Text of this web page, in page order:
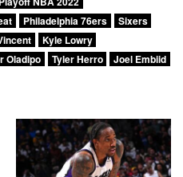
Philadelphia 76ers
Sixers
Kyle Lowry
Oladipo Tyler Herro
Joel Embiid